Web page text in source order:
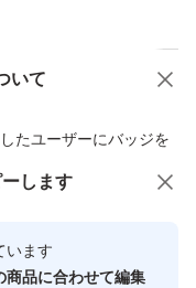
いて
たユーザーにバッジを
なユーザーです
商品への質問
します
います
商品に合わせて編集